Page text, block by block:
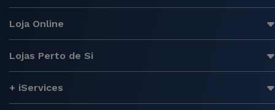
Loja Online
Lojas Perto de Si
+ iServices